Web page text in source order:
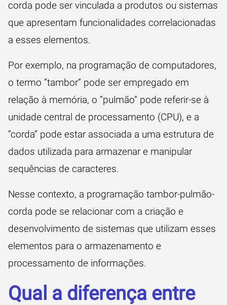
corda pode ser vinculada a produtos ou sistemas
que apresentam funcionalidades correlacionadas
a esses elementos.
Por exemplo, na programação de computadores,
o termo “tambor” pode ser empregado em
relação à memória, o “pulmão” pode referir-se à
unidade central de processamento (CPU), e a
“corda” pode estar associada a uma estrutura de
dados utilizada para armazenar e manipular
sequências de caracteres.
Nesse contexto, a programação tambor-pulmão-
corda pode se relacionar com a criação e
desenvolvimento de sistemas que utilizam esses
elementos para o armazenamento e
processamento de informações.
Qual a diferença entre